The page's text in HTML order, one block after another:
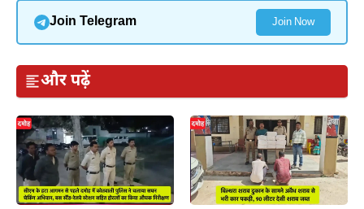
Join Telegram Join Now
और पढ़ें